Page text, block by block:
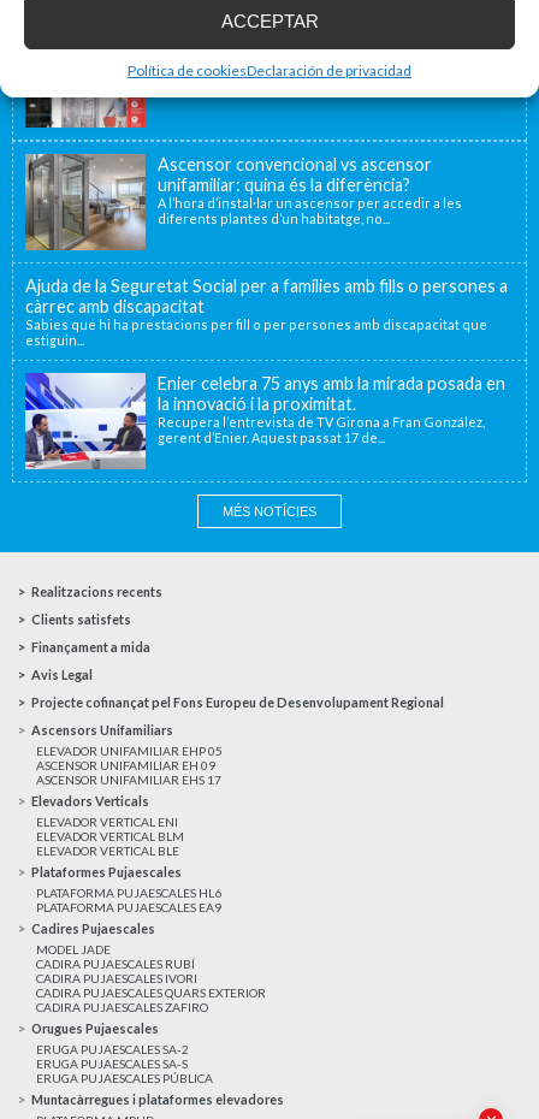
ACCEPTAR
Política de cookiesDeclaración de privacidad
València a una nova ubicació...
Ascensor convencional vs ascensor
unifamiliar: quina és la diferència?
A l’hora d’instal·lar un ascensor per accedir a les
diferents plantes d’un habitatge, no...
Ajuda de la Seguretat Social per a famílies amb fills o persones a
càrrec amb discapacitat
Sabies que hi ha prestacions per fill o per persones amb discapacitat que
estiguin...
Enier celebra 75 anys amb la mirada posada en
la innovació i la proximitat.
Recupera l’entrevista de TV Girona a Fran González,
gerent d’Enier. Aquest passat 17 de...
MÉS NOTÍCIES
Realitzacions recents
Clients satisfets
Finançament a mida
Avis Legal
Projecte cofinançat pel Fons Europeu de Desenvolupament Regional
Ascensors Unifamiliars
ELEVADOR UNIFAMILIAR EHP 05
ASCENSOR UNIFAMILIAR EH 09
ASCENSOR UNIFAMILIAR EHS 17
Elevadors Verticals
ELEVADOR VERTICAL ENI
ELEVADOR VERTICAL BLM
ELEVADOR VERTICAL BLE
Plataformes Pujaescales
PLATAFORMA PUJAESCALES HL6
PLATAFORMA PUJAESCALES EA9
Cadires Pujaescales
MODEL JADE
CADIRA PUJAESCALES RUBÍ
CADIRA PUJAESCALES IVORI
CADIRA PUJAESCALES QUARS EXTERIOR
CADIRA PUJAESCALES ZAFIRO
Orugues Pujaescales
ERUGA PUJAESCALES SA-2
ERUGA PUJAESCALES SA-S
ERUGA PUJAESCALES PÚBLICA
Muntacàrregues i plataformes elevadores